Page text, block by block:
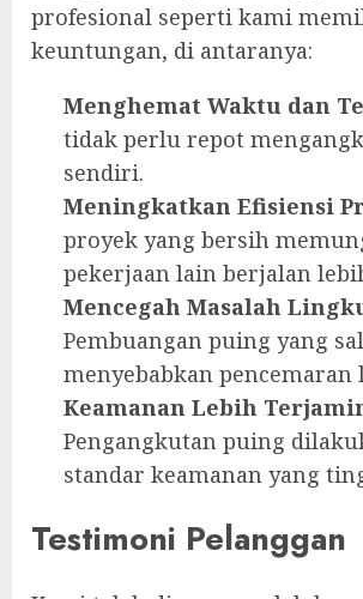
profesional seperti kami
keuntungan, di antaranya:
Menghemat Waktu dan
tidak perlu repot
sendiri.
Meningkatkan Efisiensi
proyek yang bersih
pekerjaan lain berjalan
Mencegah Masalah
Pembuangan puing yang
menyebabkan
Keamanan Lebih
Pengangkutan puing
standar keamanan yang
Testimoni Pelanggan